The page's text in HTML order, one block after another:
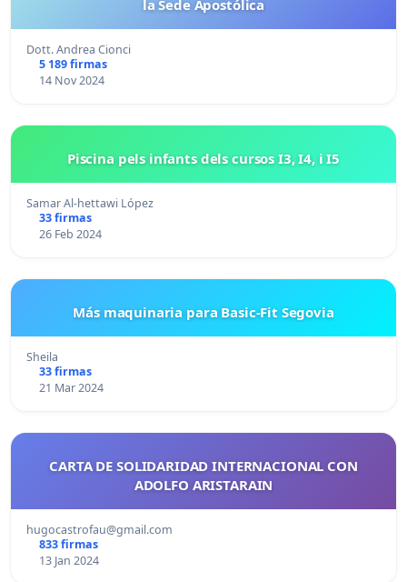
la Sede Apostólica
Dott. Andrea Cionci
5 189 firmas
14 Nov 2024
Piscina pels infants dels cursos I3, I4, i I5
Samar Al-hettawi López
33 firmas
26 Feb 2024
Más maquinaria para Basic-Fit Segovia
Sheila
33 firmas
21 Mar 2024
CARTA DE SOLIDARIDAD INTERNACIONAL CON
ADOLFO ARISTARAIN
hugocastrofau@gmail.com
833 firmas
13 Jan 2024